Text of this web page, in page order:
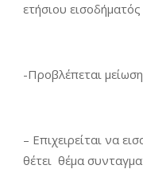
ετήσιου
-Προβλέπεται
– Επιχειρείται να
θέτει θέμα